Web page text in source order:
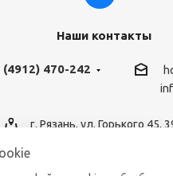
Наши контакты
(4912) 470-242
г. Рязань, ул. Горького 45,